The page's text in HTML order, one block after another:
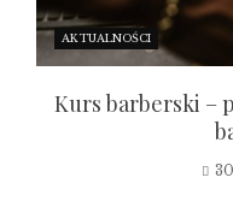
AKTUALNOŚCI
Kurs barberski –